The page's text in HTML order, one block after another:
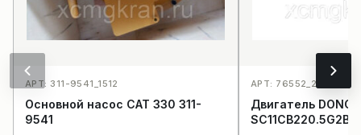
АРТ: 311-9541_1512
Основной насос CAT 330 311-
9541
АРТ: 76552_2233
Двигатель